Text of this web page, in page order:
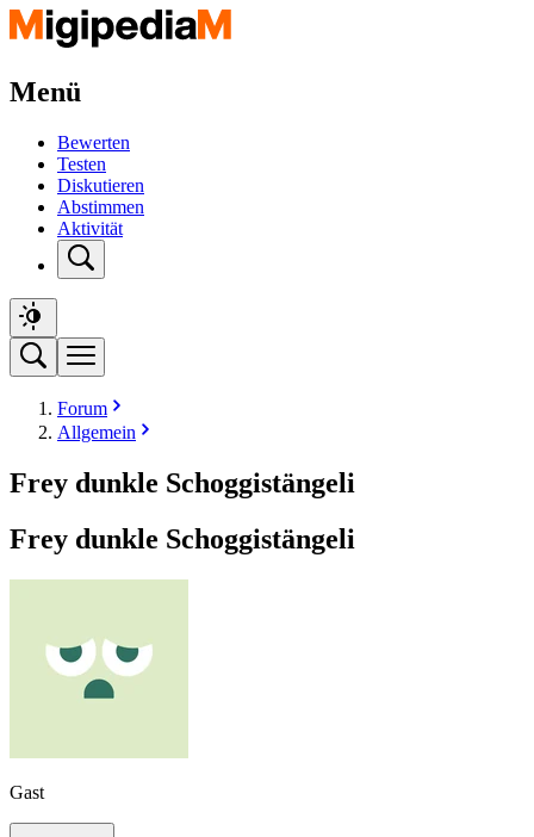
Menü
Bewerten
Testen
Diskutieren
Abstimmen
Aktivität
Forum
Allgemein
Frey dunkle Schoggistängeli
Frey dunkle Schoggistängeli
Gast